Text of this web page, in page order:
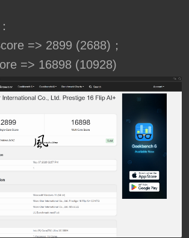
=> 2899 (2688)；
=> 16898 (10928)